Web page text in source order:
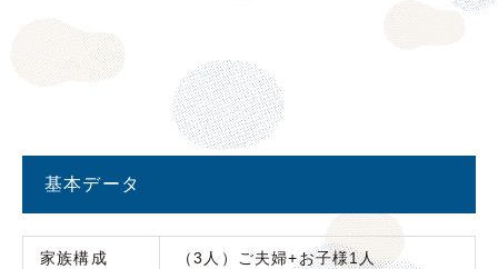
基本データ
家族構成 （3人）ご夫婦+お子様1人